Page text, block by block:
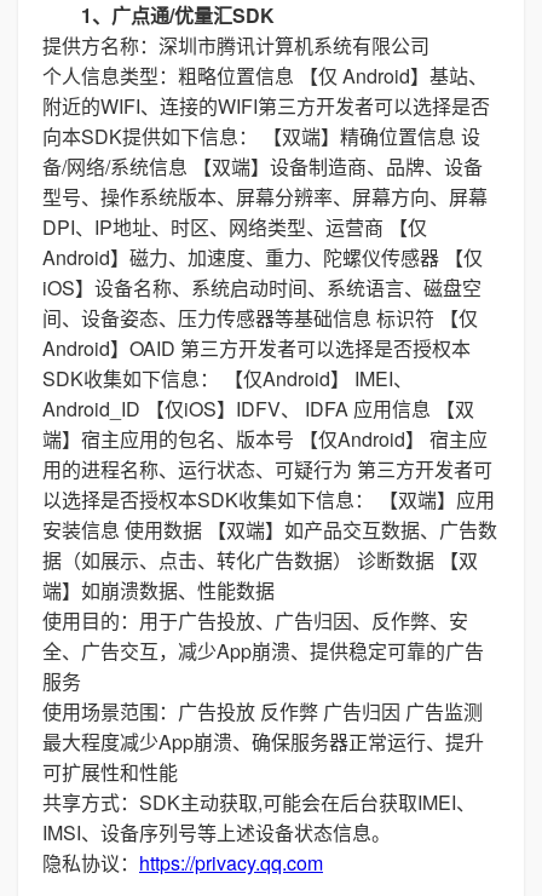
1、广点通/优量汇SDK
提供方名称：深圳市腾讯计算机系统有限公司
个人信息类型：粗略位置信息 【仅 Android】基站、
附近的WIFI、连接的WIFI第三方开发者可以选择是否
向本SDK提供如下信息： 【双端】精确位置信息 设
备/网络/系统信息 【双端】设备制造商、品牌、设备
型号、操作系统版本、屏幕分辨率、屏幕方向、屏幕
DPI、IP地址、时区、网络类型、运营商 【仅
Android】磁力、加速度、重力、陀螺仪传感器 【仅
iOS】设备名称、系统启动时间、系统语言、磁盘空
间、设备姿态、压力传感器等基础信息 标识符 【仅
Android】OAID 第三方开发者可以选择是否授权本
SDK收集如下信息： 【仅Android】 IMEI、
Android_ID 【仅iOS】IDFV、 IDFA 应用信息 【双
端】宿主应用的包名、版本号 【仅Android】 宿主应
用的进程名称、运行状态、可疑行为 第三方开发者可
以选择是否授权本SDK收集如下信息： 【双端】应用
安装信息 使用数据 【双端】如产品交互数据、广告数
据（如展示、点击、转化广告数据） 诊断数据 【双
端】如崩溃数据、性能数据
使用目的：用于广告投放、广告归因、反作弊、安
全、广告交互，减少App崩溃、提供稳定可靠的广告
服务
使用场景范围：广告投放 反作弊 广告归因 广告监测
最大程度减少App崩溃、确保服务器正常运行、提升
可扩展性和性能
共享方式：SDK主动获取,可能会在后台获取IMEI、
IMSI、设备序列号等上述设备状态信息。
隐私协议： https://privacy.qq.com